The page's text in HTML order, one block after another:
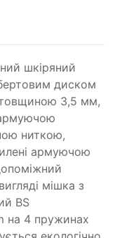
шкіряний
диском
товщиною 3,5 мм,
ниткою,
армуючою
мішка з
BS
на 4 пружинах